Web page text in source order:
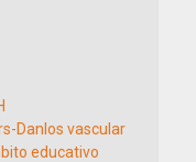
Danlos vascular
educativo